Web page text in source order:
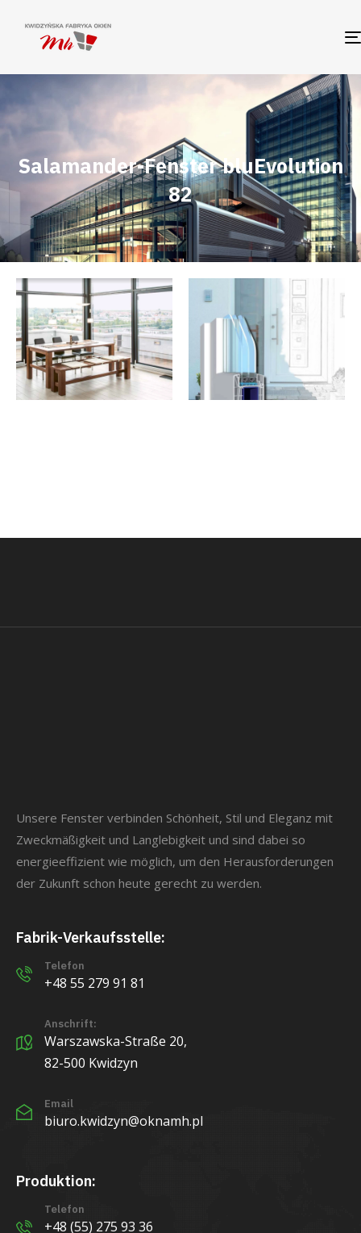
Salamander-Fenster bluEvolution
82
Unsere Fenster verbinden Schönheit, Stil und Eleganz mit
Zweckmäßigkeit und Langlebigkeit und sind dabei so
energieeffizient wie möglich, um den Herausforderungen
der Zukunft schon heute gerecht zu werden.
Fabrik-Verkaufsstelle:
Telefon
+48 55 279 91 81
Anschrift:
Warszawska-Straße 20,
82-500 Kwidzyn
Email
biuro.kwidzyn@oknamh.pl
Produktion:
Telefon
+48 (55) 275 93 36